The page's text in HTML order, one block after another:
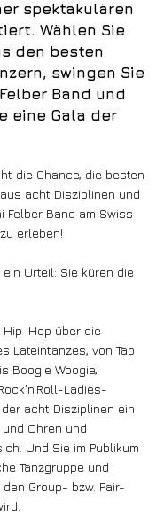
spektakulären
Wählen Sie
den besten
swingen Sie
Band und
eine Gala der
die Chance, die besten
acht Disziplinen und
Felber Band am Swiss
erleben!
Urteil: Sie küren die
Hop über die
Lateintanzes, von Tap
Boogie Woogie,
Ladies-
acht Disziplinen ein
Ohren und
Und Sie im Publikum
Tanzgruppe und
Group- bzw. Pair-